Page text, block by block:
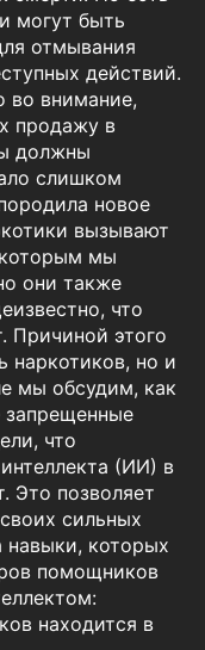
могут быть
отмывания
действий.
во внимание,
продажу в
должны
слишком
новое
вызывают
мы
они также
что
Причиной этого
наркотиков, но и
мы обсудим, как
запрещенные
что
(ИИ) в
Это позволяет
сильных
навыки, которых
помощников
находится в